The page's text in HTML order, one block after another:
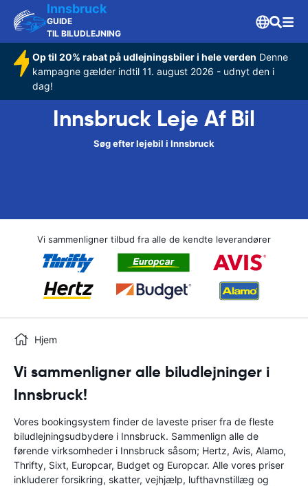
Innsbruck
GUIDE
TIL BILUDLEJNING
Op til 20% rabat på udlejningsbiler i hele verden Denne
kampagne gælder indtil 11. august 2026 - udnyt den i
dag!
Innsbruck Leje Af Bil
Søg efter lejebil i Innsbruck
Vi sammenligner tilbud fra alle de kendte leverandører
Hjem
Vi sammenligner alle biludlejninger i
Innsbruck!
Vores bookingsystem finder de laveste priser fra de fleste
biludlejningsudbydere i Innsbruck. Sammenlign alle de
førende virksomheder i Innsbruck såsom; Hertz, Avis, Alamo,
Thrifty, Sixt, Europcar, Budget og Europcar. Alle vores priser
inkluderer forsikring, skatter, vejhjælp, lufthavnstillæg og